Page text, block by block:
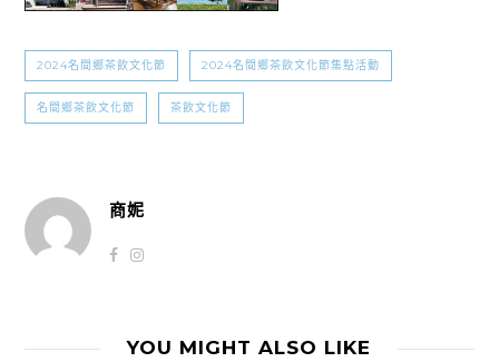
2024名間鄉茶飲文化節 2024名間鄉茶飲文化節集點活動
名間鄉茶飲文化節 茶飲文化節
商妮
YOU MIGHT ALSO LIKE